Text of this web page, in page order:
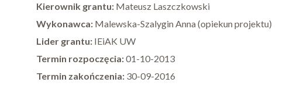
Kierownik grantu: Mateusz Laszczkowski
Wykonawca: Malewska-Szalygin Anna (opiekun projektu)
Lider grantu: IEiAK UW
Termin rozpoczęcia:01-10-2013
Termin zakończenia: 30-09-2016